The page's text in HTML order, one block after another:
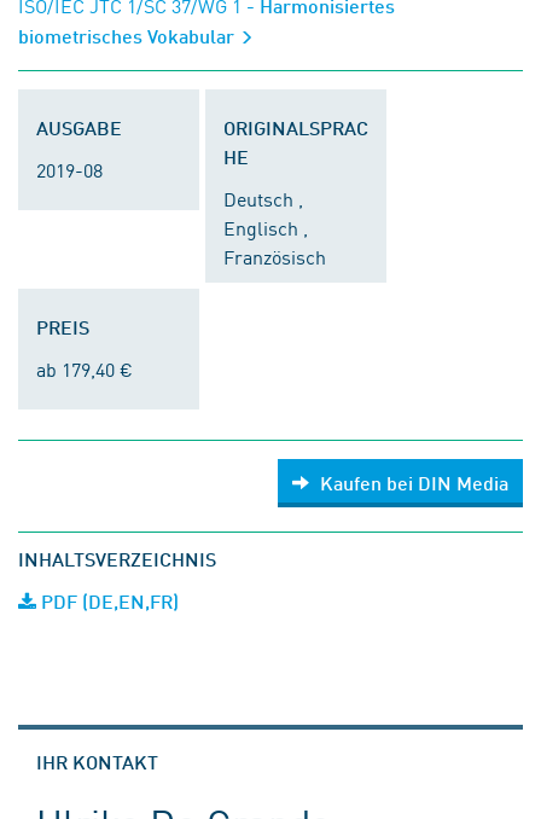
- Harmonisiertes
biometrisches Vokabular
AUSGABE
2019-08
ORIGINALSPRAC
HE
Deutsch ,
Englisch ,
Französisch
PREIS
ab 179,40 €
Kaufen bei DIN Media
INHALTSVERZEICHNIS
PDF (DE,EN,FR)
IHR KONTAKT